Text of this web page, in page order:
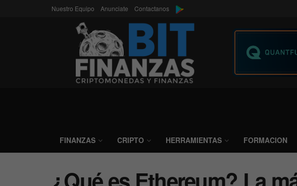
Nuestro Equipo Anunciate Contactanos
FINANZAS CRIPTO HERRAMIENTAS FORMACION